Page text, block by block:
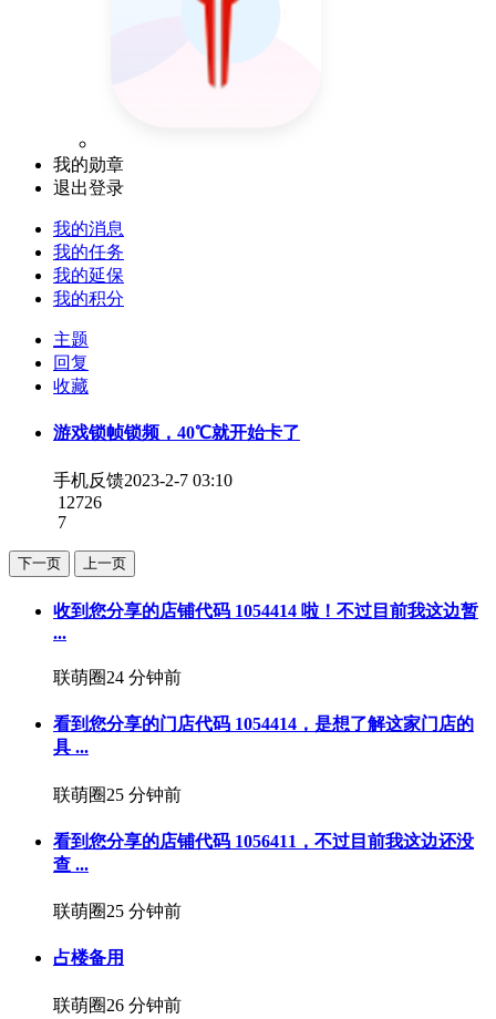
我的勋章
退出登录
我的消息
我的任务
我的延保
我的积分
主题
回复
收藏
游戏锁帧锁频，40℃就开始卡了
手机反馈2023-2-7 03:10
12726
7
下一页 上一页
收到您分享的店铺代码 1054414 啦！不过目前我这边暂
...
联萌圈24 分钟前
看到您分享的门店代码 1054414，是想了解这家门店的
具 ...
联萌圈25 分钟前
看到您分享的店铺代码 1056411，不过目前我这边还没
查 ...
联萌圈25 分钟前
占楼备用
联萌圈26 分钟前